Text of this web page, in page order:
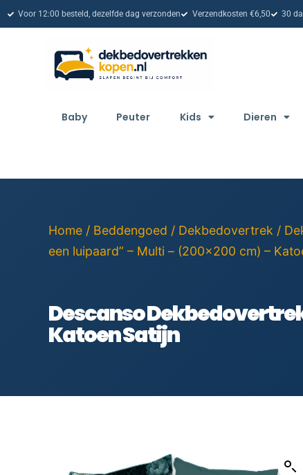
Voor 12:00 besteld, dezelfde dag verzonden Verzendkosten €6,50 30
Baby Peuter Kids Dieren
Home / Beddengoed / Dekbedovertrek /
een luipaard” – Multi – (200×200 cm) –
Descanso
Katoen Satijn